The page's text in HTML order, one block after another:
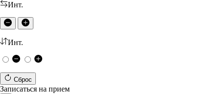
Инт.
Инт.
Сброс
Записаться на прием